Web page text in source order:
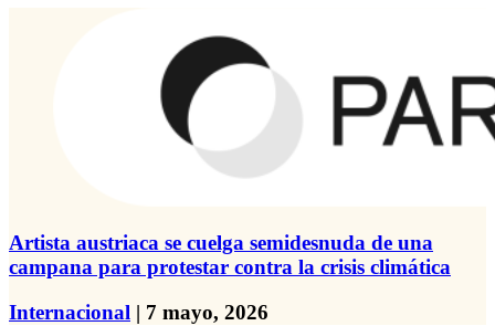
Artista austriaca se cuelga semidesnuda de una
campana para protestar contra la crisis climática
Internacional | 7 mayo, 2026